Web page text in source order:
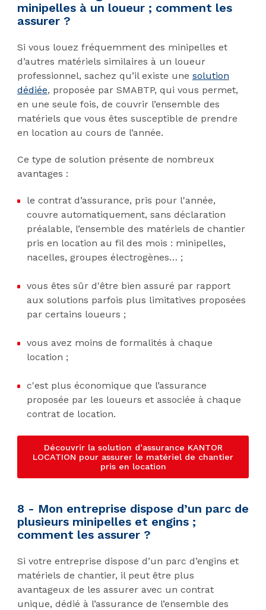
minipelles à un loueur ; comment les
assurer ?
Si vous louez fréquemment des minipelles et
d’autres matériels similaires à un loueur
professionnel, sachez qu’il existe une solution
dédiée, proposée par SMABTP, qui vous permet,
en une seule fois, de couvrir l’ensemble des
matériels que vous êtes susceptible de prendre
en location au cours de l’année.
Ce type de solution présente de nombreux
avantages :
le contrat d’assurance, pris pour l'année,
couvre automatiquement, sans déclaration
préalable, l’ensemble des matériels de chantier
pris en location au fil des mois : minipelles,
nacelles, groupes électrogènes… ;
vous êtes sûr d'être bien assuré par rapport
aux solutions parfois plus limitatives proposées
par certains loueurs ;
vous avez moins de formalités à chaque
location ;
c'est plus économique que l’assurance
proposée par les loueurs et associée à chaque
contrat de location.
Découvrir la solution d’assurance KANTOR
LOCATION pour assurer le matériel de chantier
pris en location
8 - Mon entreprise dispose d’un parc de
plusieurs minipelles et engins ;
comment les assurer ?
Si votre entreprise dispose d’un parc d’engins et
matériels de chantier, il peut être plus
avantageux de les assurer avec un contrat
unique, dédié à l’assurance de l’ensemble des